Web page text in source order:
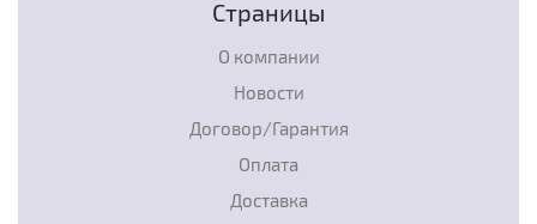
Страницы
О компании
Новости
Договор/Гарантия
Оплата
Доставка